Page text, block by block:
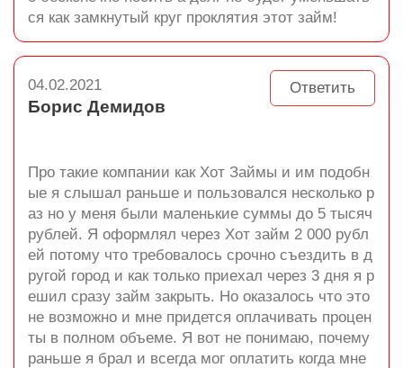
ся как замкнутый круг проклятия этот займ!
Ответить
04.02.2021
Борис Демидов
Про такие компании как Хот Займы и им подобн
ые я слышал раньше и пользовался несколько р
аз но у меня были маленькие суммы до 5 тысяч
рублей. Я оформлял через Хот займ 2 000 рубл
ей потому что требовалось срочно съездить в д
ругой город и как только приехал через 3 дня я р
ешил сразу займ закрыть. Но оказалось что это
не возможно и мне придется оплачивать процен
ты в полном объеме. Я вот не понимаю, почему
раньше я брал и всегда мог оплатить когда мне